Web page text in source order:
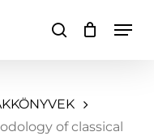
keresésKosár
of classical